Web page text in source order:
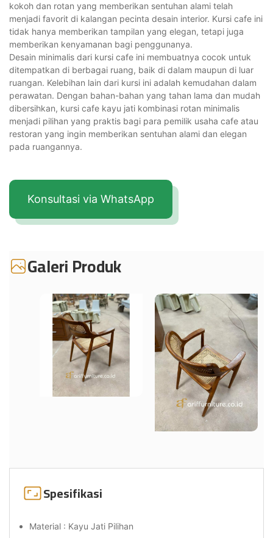
kokoh dan rotan yang memberikan sentuhan alami telah
menjadi favorit di kalangan pecinta desain interior. Kursi cafe ini
tidak hanya memberikan tampilan yang elegan, tetapi juga
memberikan kenyamanan bagi penggunanya.
Desain minimalis dari kursi cafe ini membuatnya cocok untuk
ditempatkan di berbagai ruang, baik di dalam maupun di luar
ruangan. Kelebihan lain dari kursi ini adalah kemudahan dalam
perawatan. Dengan bahan-bahan yang tahan lama dan mudah
dibersihkan, kursi cafe kayu jati kombinasi rotan minimalis
menjadi pilihan yang praktis bagi para pemilik usaha cafe atau
restoran yang ingin memberikan sentuhan alami dan elegan
pada ruangannya.
Konsultasi via WhatsApp
Galeri Produk
Spesifikasi
Material : Kayu Jati Pilihan